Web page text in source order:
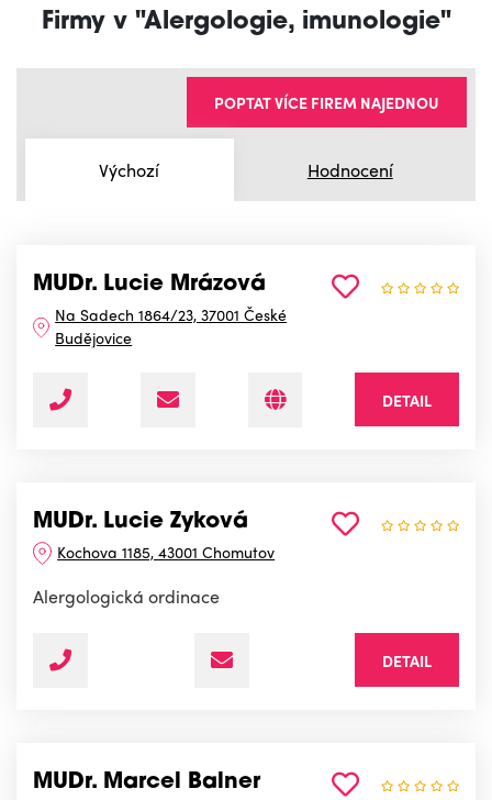
Firmy v "Alergologie, imunologie"
Výchozí Hodnocení
POPTAT VÍCE FIREM NAJEDNOU
MUDr. Lucie Mrázová
Na Sadech 1864/23, 37001 České
Budějovice
DETAIL
MUDr. Lucie Zyková
Kochova 1185, 43001 Chomutov
Alergologická ordinace
DETAIL
MUDr. Marcel Balner